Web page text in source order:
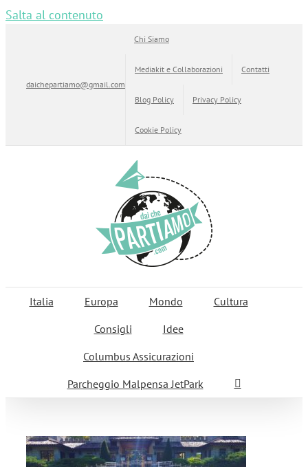
Salta al contenuto
daichepartiamo@gmail.com
Chi Siamo
Mediakit e Collaborazioni Contatti
Blog Policy Privacy Policy
Cookie Policy
Italia Europa Mondo
Cultura
Consigli
Idee
Columbus Assicurazioni
Parcheggio Malpensa JetPark